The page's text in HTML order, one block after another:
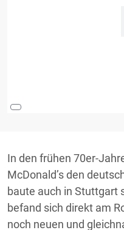
In den frühen 70er-
McDonald’s den
baute auch in Stuttgart
befand sich direkt am
noch neuen und